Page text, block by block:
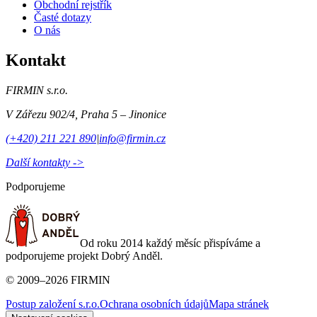
Obchodní rejstřík
Časté dotazy
O nás
Kontakt
FIRMIN s.r.o.
V Zářezu 902/4 Praha 5 – Jinonice
(+420) 211 221 890|info@firmin.cz
Další kontakty ->
Podporujeme
Od roku 2014 každý měsíc přispíváme a
podporujeme projekt Dobrý Anděl.
© 2009–2026 FIRMIN
Postup založení s.r.o.Ochrana osobních údajůMapa stránek